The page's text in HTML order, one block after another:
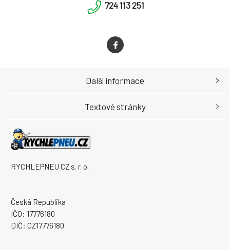
724 113 251
RYCHLEPNEU CZ s. r. o.
Česká Republika
IČO: 17776180
DIČ: CZ17776180
Další informace
Textové stránky